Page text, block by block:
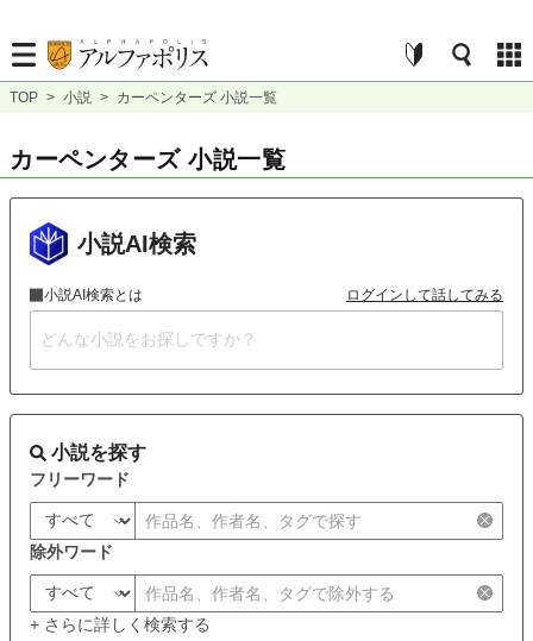
TOP > 小説 > カーペンターズ 小説一覧
カーペンターズ 小説一覧
小説AI検索
小説AI検索とは ログインして話してみる
小説を探す
フリーワード
除外ワード
+ さらに詳しく検索する